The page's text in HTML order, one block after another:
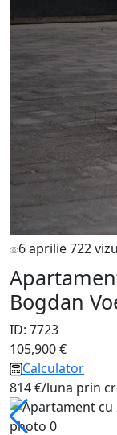
6 aprilie722
Bogdan
ID: 7723
105,900 €
Calculator
814 €/luna prin